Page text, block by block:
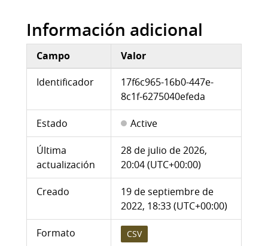
Información adicional
Campo
Valor
Identificador
17f6c965-16b0-447e-
8c1f-6275040efeda
Estado Active
Última
actualización
28 de julio de 2026,
20:04 (UTC+00:00)
Creado
19 de septiembre de
2022, 18:33 (UTC+00:00)
Formato CSV